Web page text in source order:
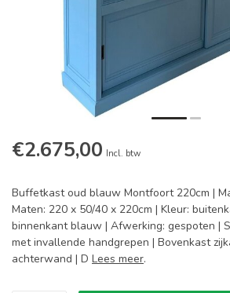
€2.675,00 Incl. btw
Buffetkast oud blauw Montfoort 220cm |
Maten: 220 x 50/40 x 220cm | Kleur:
binnenkant blauw | Afwerking: gespoten |
met invallende handgrepen | Bovenkast
achterwand | D Lees meer.